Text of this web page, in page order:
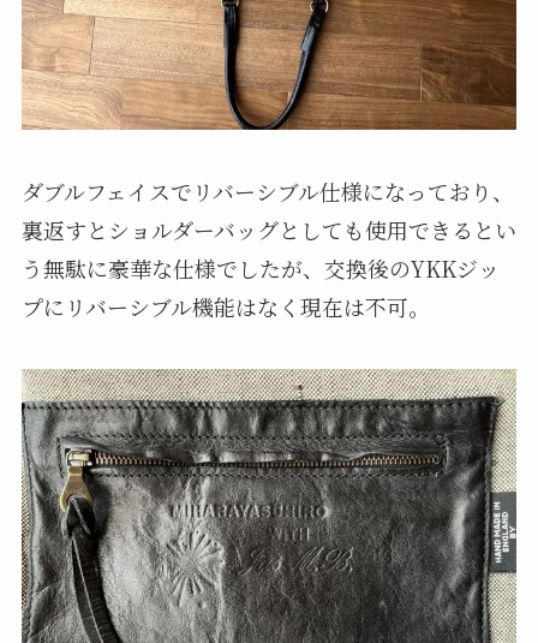
ダブルフェイスでリバーシブル仕様になっており、
裏返すとショルダーバッグとしても使用できるとい
う無駄に豪華な仕様でしたが、交換後のYKKジッ
プにリバーシブル機能はなく現在は不可。